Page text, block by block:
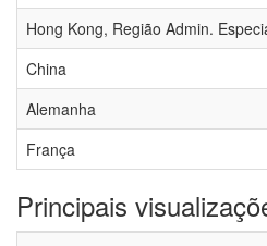
Hong Kong, Região Admin.
China
Alemanha
França
Principais